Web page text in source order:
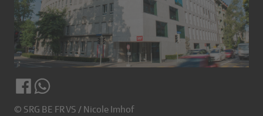
© SRG BE FR VS / Nicole Imhof